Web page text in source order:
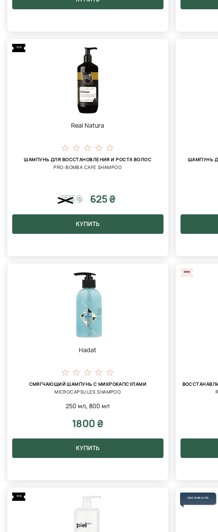
-15%
Real Natura
ШАМПУНЬ ДЛЯ ВОССТАНОВЛЕНИЯ И РОСТА ВОЛОС
PRO-BOMBA CAFE SHAMPOO
735₴ 625 ₴
КУПИТЬ
ШАМПУНЬ
Hadat
СМЯГЧАЮЩИЙ ШАМПУНЬ С МИКРОКАПСУЛАМИ
MICROCAPSULES SHAMPOO
250 мл,800 мл
1800 ₴
КУПИТЬ
NEW
-15%
ONLY IN BEAUTIS